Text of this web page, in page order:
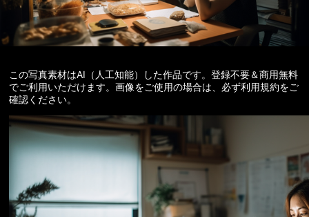
この写真素材はAI（人工知能）した作品です。登録不要＆商用無料
でご利用いただけます。画像をご使用の場合は、必ず利用規約をご
確認ください。